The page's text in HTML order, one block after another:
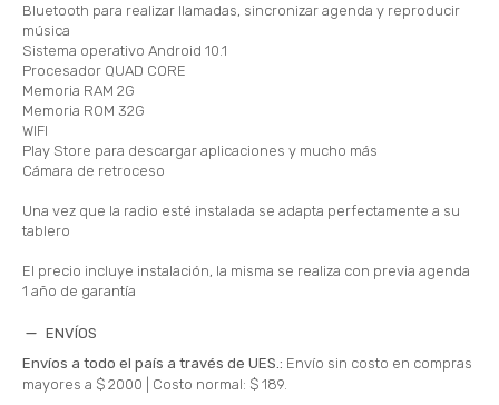
Bluetooth para realizar llamadas, sincronizar agenda y reproducir
música
Sistema operativo Android 10.1
Procesador QUAD CORE
Memoria RAM 2G
Memoria ROM 32G
WIFI
Play Store para descargar aplicaciones y mucho más
Cámara de retroceso
Una vez que la radio esté instalada se adapta perfectamente a su
tablero
El precio incluye instalación, la misma se realiza con previa agenda
1 año de garantía
ENVÍOS
Envíos a todo el país a través de UES.: Envío sin costo en compras
mayores a $ 2000 | Costo normal: $ 189.